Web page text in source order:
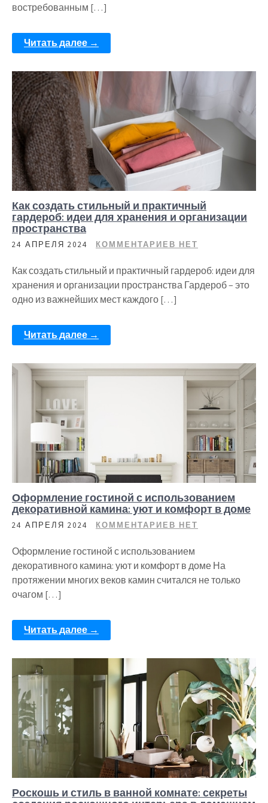
востребованным […]
Читать далее →
Как создать стильный и практичный
гардероб: идеи для хранения и организации
пространства
24 АПРЕЛЯ 2024 КОММЕНТАРИЕВ НЕТ
Как создать стильный и практичный гардероб: идеи для
хранения и организации пространства Гардероб – это
одно из важнейших мест каждого […]
Читать далее →
Оформление гостиной с использованием
декоративной камина: уют и комфорт в доме
24 АПРЕЛЯ 2024 КОММЕНТАРИЕВ НЕТ
Оформление гостиной с использованием
декоративного камина: уют и комфорт в доме На
протяжении многих веков камин считался не только
очагом […]
Читать далее →
Роскошь и стиль в ванной комнате: секреты